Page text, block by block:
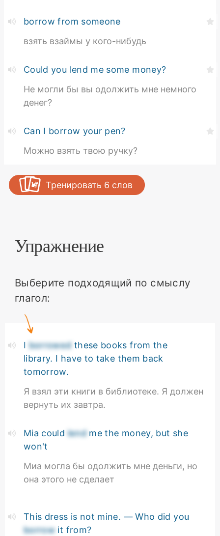
borrow from someone
взять взаймы у кого-нибудь
Could you lend me some money?
Не могли бы вы одолжить мне немного
денег?
Can I borrow your pen?
Можно взять твою ручку?
Тренировать 6 слов
Упражнение
Выберите подходящий по смыслу
глагол:
I borrowed these books from the
library. I have to take them back
tomorrow.
Я взял эти книги в библиотеке. Я должен
вернуть их завтра.
Mia could lendme the money, but she
won't
Миа могла бы одолжить мне деньги, но
она этого не сделает
This dress is not mine. — Who did you
borrow it from?